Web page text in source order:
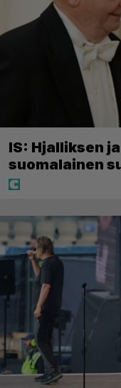
IS: Hjalliksen
suomalainen